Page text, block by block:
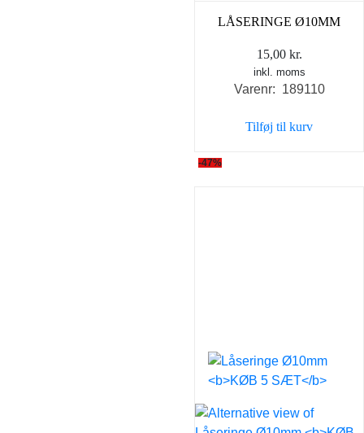
LÅSERINGE Ø10MM
15,00 kr.
inkl. moms
Varenr: 189110
Tilføj til kurv
-47%